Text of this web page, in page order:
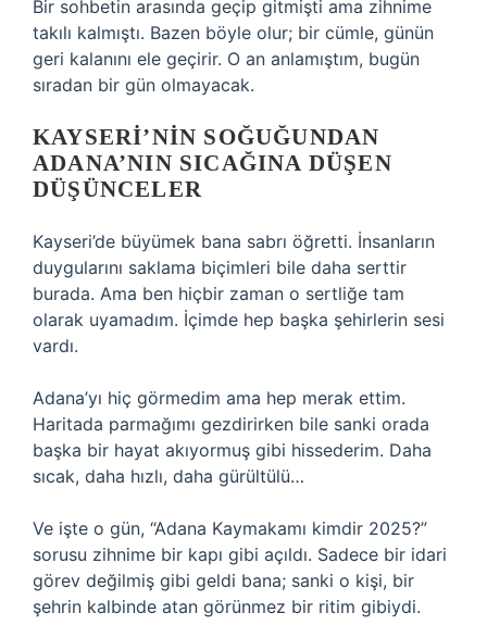
Bir sohbetin arasında geçip gitmişti ama zihnime
takılı kalmıştı. Bazen böyle olur; bir cümle, günün
geri kalanını ele geçirir. O an anlamıştım, bugün
sıradan bir gün olmayacak.
KAYSERI’NIN SOĞUĞUNDAN
ADANA’NIN SICAĞINA DÜŞEN
DÜŞÜNCELER
Kayseri’de büyümek bana sabrı öğretti. İnsanların
duygularını saklama biçimleri bile daha serttir
burada. Ama ben hiçbir zaman o sertliğe tam
olarak uyamadım. İçimde hep başka şehirlerin sesi
vardı.
Adana’yı hiç görmedim ama hep merak ettim.
Haritada parmağımı gezdirirken bile sanki orada
başka bir hayat akıyormuş gibi hissederim. Daha
sıcak, daha hızlı, daha gürültülü…
Ve işte o gün, “Adana Kaymakamı kimdir 2025?”
sorusu zihnime bir kapı gibi açıldı. Sadece bir idari
görev değilmiş gibi geldi bana; sanki o kişi, bir
şehrin kalbinde atan görünmez bir ritim gibiydi.